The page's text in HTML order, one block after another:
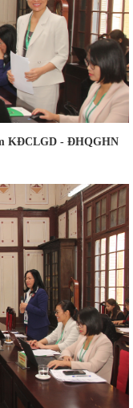
KĐCLGD - ĐHQGHN